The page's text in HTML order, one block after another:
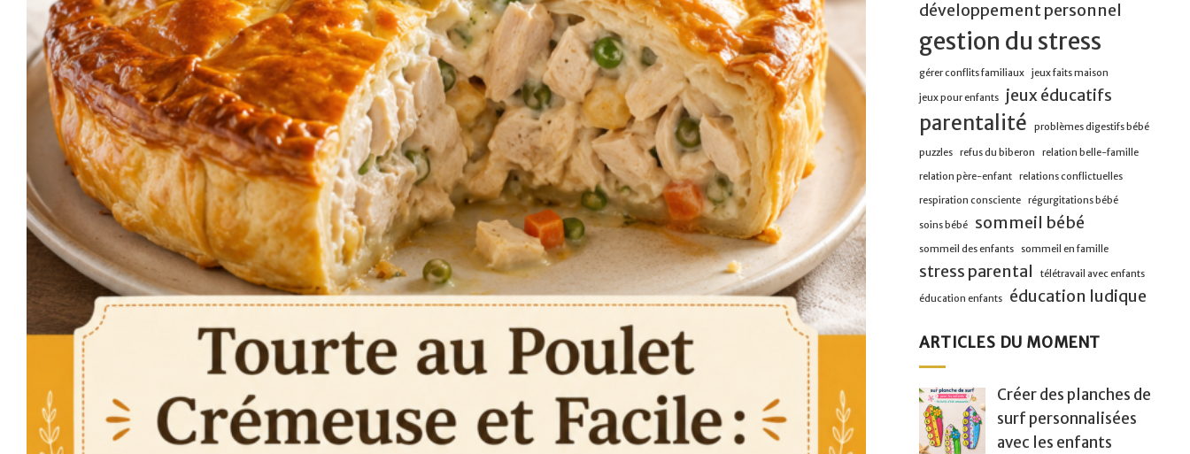
développement personnel
gestion du stress
gérer conflits familiaux jeux faits maison
jeux pour enfants jeux éducatifs
parentalité problèmes digestifs bébé
puzzles refus du biberon relation belle-famille
relation père-enfant relations conflictuelles
respiration consciente régurgitations bébé
soins bébé sommeil bébé
sommeil des enfants sommeil en famille
stress parental télétravail avec enfants
éducation enfants éducation ludique
ARTICLES DU MOMENT
Créer des planches de
surf personnalisées
avec les enfants